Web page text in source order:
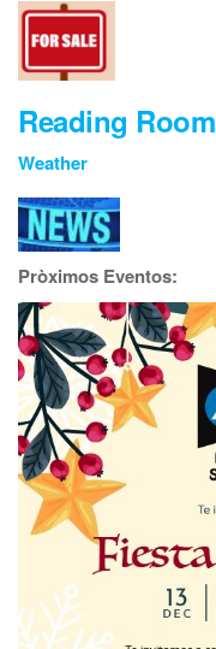
Reading Room
Weather
Pròximos Eventos: